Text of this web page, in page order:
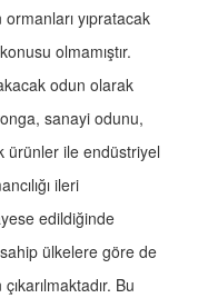
ormanları yıpratacak
olmamıştır.
odun olarak
sanayi odunu,
ürünler ile endüstriyel
ileri
edildiğinde
ülkelere göre de
Bu